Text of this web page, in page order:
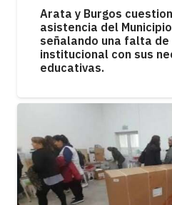
Arata y Burgos
asistencia del
señalando una falta
institucional con sus
educativas.